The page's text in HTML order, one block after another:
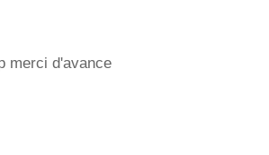
merci d'avance